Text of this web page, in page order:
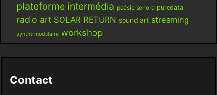
plateforme intermédia poésie sonore puredata
radio art SOLAR RETURN sound art streaming
synthé modulaire workshop
Contact